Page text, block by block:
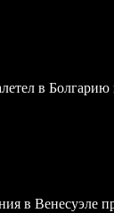
в Болгарию
в Венесуэле